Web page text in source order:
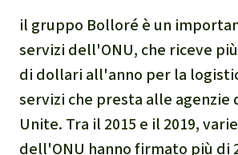
il gruppo Bolloré è un
servizi dell'ONU, che riceve
di dollari all'anno per la
servizi che presta alle agenzie
Unite. Tra il 2015 e il 2019,
dell'ONU hanno firmato più di